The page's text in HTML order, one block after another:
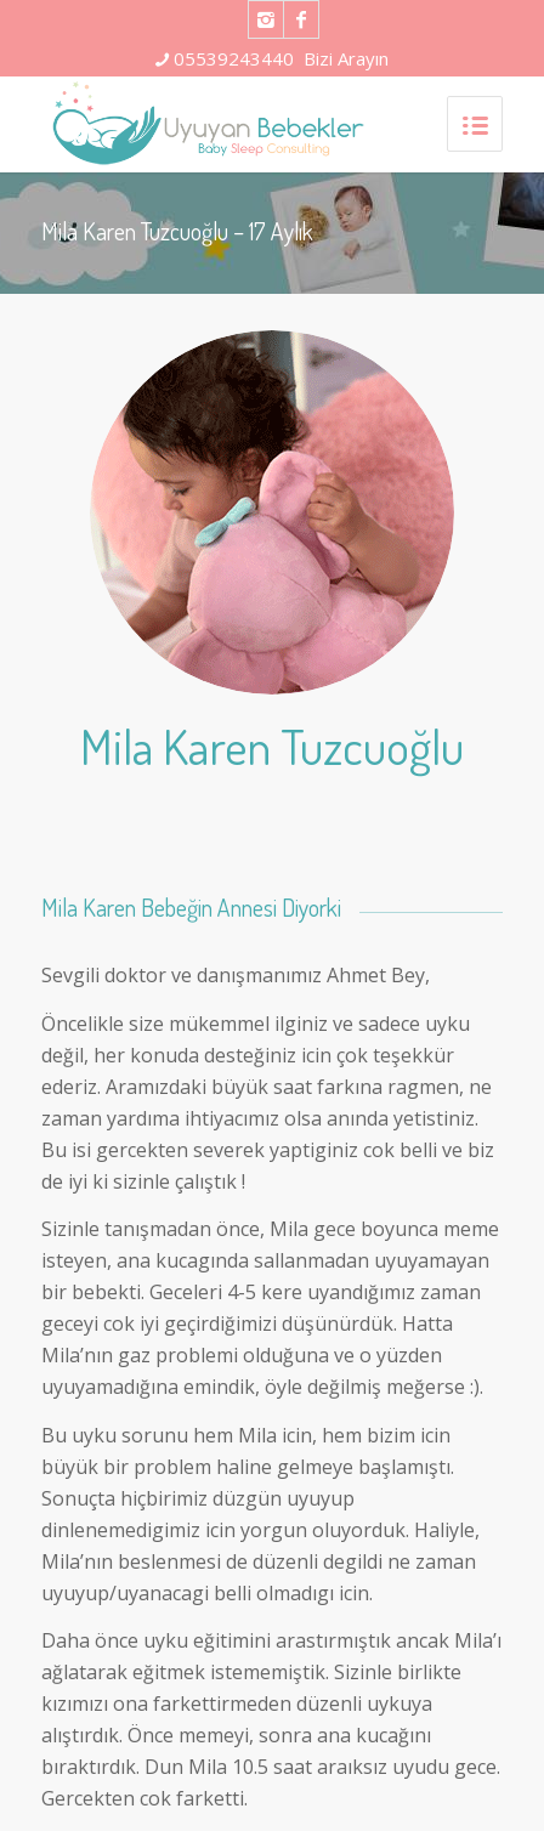
05539243440 Bizi Arayın
Mila Karen Tuzcuoğlu – 17 Aylık
Mila Karen Tuzcuoğlu
Mila Karen Bebeğin Annesi Diyorki
Sevgili doktor ve danışmanımız Ahmet Bey,
Öncelikle size mükemmel ilginiz ve sadece uyku
değil, her konuda desteğiniz icin çok teşekkür
ederiz. Aramızdaki büyük saat farkına ragmen, ne
zaman yardıma ihtiyacımız olsa anında yetistiniz.
Bu isi gercekten severek yaptiginiz cok belli ve biz
de iyi ki sizinle çalıştık !
Sizinle tanışmadan önce, Mila gece boyunca meme
isteyen, ana kucagında sallanmadan uyuyamayan
bir bebekti. Geceleri 4-5 kere uyandığımız zaman
geceyi cok iyi geçirdiğimizi düşünürdük. Hatta
Mila’nın gaz problemi olduğuna ve o yüzden
uyuyamadığına emindik, öyle değilmiş meğerse :).
Bu uyku sorunu hem Mila icin, hem bizim icin
büyük bir problem haline gelmeye başlamıştı.
Sonuçta hiçbirimiz düzgün uyuyup
dinlenemedigimiz icin yorgun oluyorduk. Haliyle,
Mila’nın beslenmesi de düzenli degildi ne zaman
uyuyup/uyanacagi belli olmadıgı icin.
Daha önce uyku eğitimini arastırmıştık ancak Mila’ı
ağlatarak eğitmek istememiştik. Sizinle birlikte
kızımızı ona farkettirmeden düzenli uykuya
alıştırdık. Önce memeyi, sonra ana kucağını
bıraktırdık. Dun Mila 10.5 saat araıksız uyudu gece.
Gercekten cok farketti.